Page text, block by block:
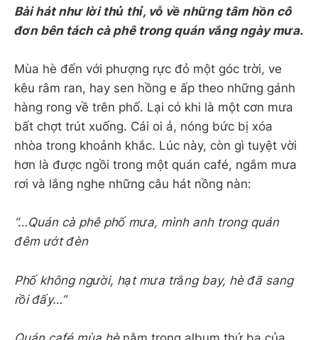
Bài hát như lời thủ thỉ, vỗ về những tâm hồn cô
đơn bên tách cà phê trong quán vắng ngày mưa.
Mùa hè đến với phượng rực đỏ một góc trời, ve
kêu râm ran, hay sen hồng e ấp theo những gánh
hàng rong về trên phố. Lại có khi là một cơn mưa
bất chợt trút xuống. Cái oi ả, nóng bức bị xóa
nhòa trong khoảnh khắc. Lúc này, còn gì tuyệt vời
hơn là được ngồi trong một quán café, ngắm mưa
rơi và lắng nghe những câu hát nồng nàn:
“…Quán cà phê phố mưa, mình anh trong quán
đêm ướt đèn
Phố không người, hạt mưa trắng bay, hè đã sang
rồi đấy…”